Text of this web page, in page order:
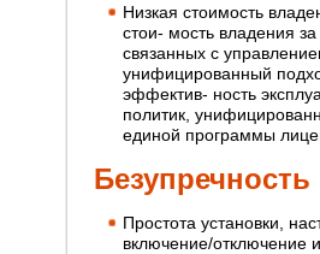
Низкая стоимость
стои- мость владения
связанных с
унифицированный
эффектив- ность
политик,
единой программы
Безупречность
Простота установки,
включение/отключение